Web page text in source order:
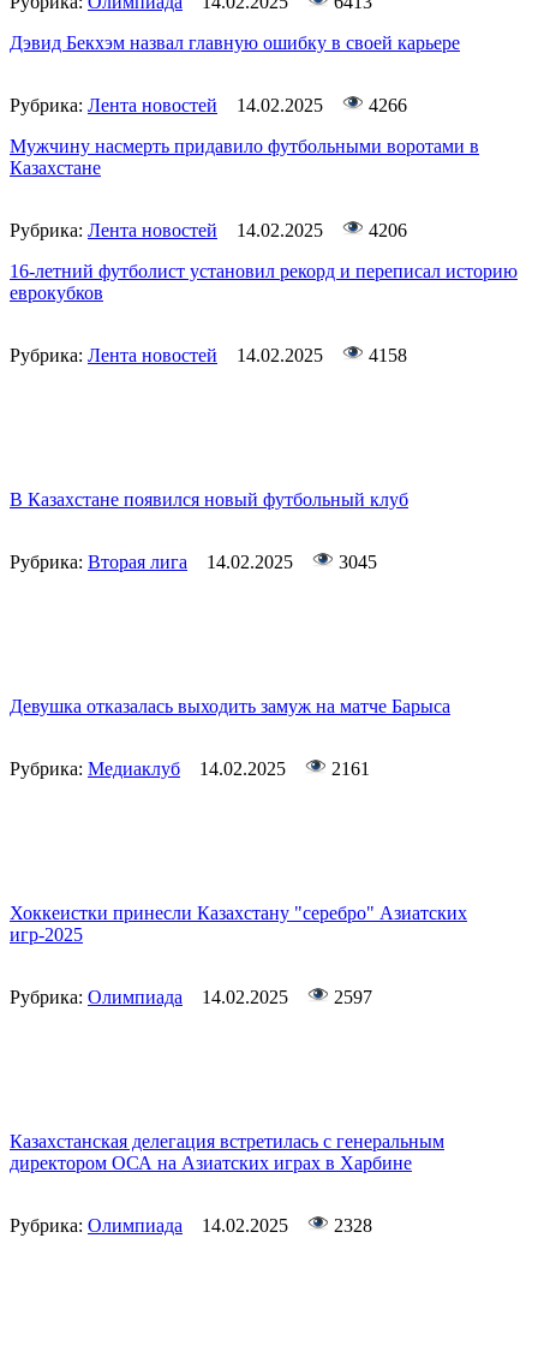
Дэвид Бекхэм назвал главную ошибку в своей карьере
Рубрика: Лента новостей 14.02.2025
4266
Мужчину насмерть придавило футбольными воротами в
Казахстане
Рубрика: Лента новостей 14.02.2025
4206
16-летний футболист установил рекорд и переписал историю
еврокубков
Рубрика: Лента новостей 14.02.2025 4158
В Казахстане появился новый футбольный клуб
Рубрика: Вторая лига 14.02.2025 3045
Девушка отказалась выходить замуж на матче Барыса
Рубрика: Медиаклуб 14.02.2025 2161
Хоккеистки принесли Казахстану "серебро" Азиатских
игр-2025
Рубрика: Олимпиада 14.02.2025 2597
Казахстанская делегация встретилась с генеральным
директором ОСА на Азиатских играх в Харбине
Рубрика: Олимпиада 14.02.2025 2328